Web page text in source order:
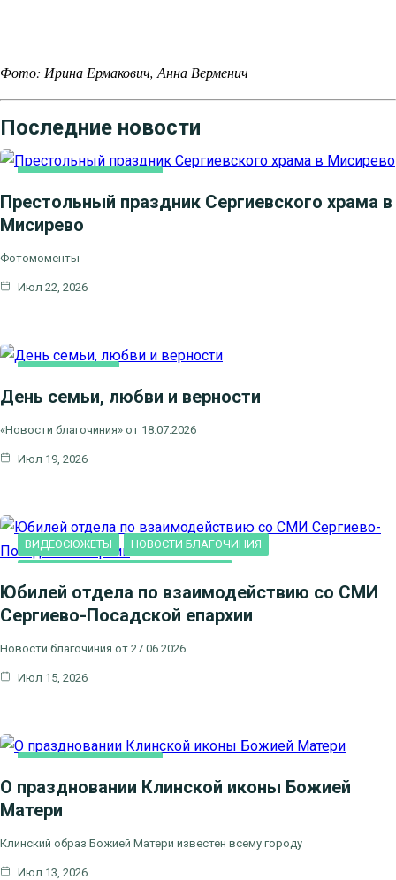
Фото: Ирина Ермакович, Анна Верменич
Последние новости
Престольный праздник Сергиевского храма в
Мисирево
Фотомоменты
Июл 22, 2026
НОВОСТИ БЛАГОЧИНИЯ
НОВОСТИ КЛИНСКОГО
День семьи, любви и верности
«Новости благочиния» от 18.07.2026
Июл 19, 2026
ВИДЕОСЮЖЕТЫ НОВОСТИ БЛАГОЧИНИЯ
Юбилей отдела по взаимодействию со СМИ
Сергиево-Посадской епархии
Новости благочиния от 27.06.2026
Июл 15, 2026
О праздновании Клинской иконы Божией
Матери
Клинский образ Божией Матери известен всему городу
Июл 13, 2026